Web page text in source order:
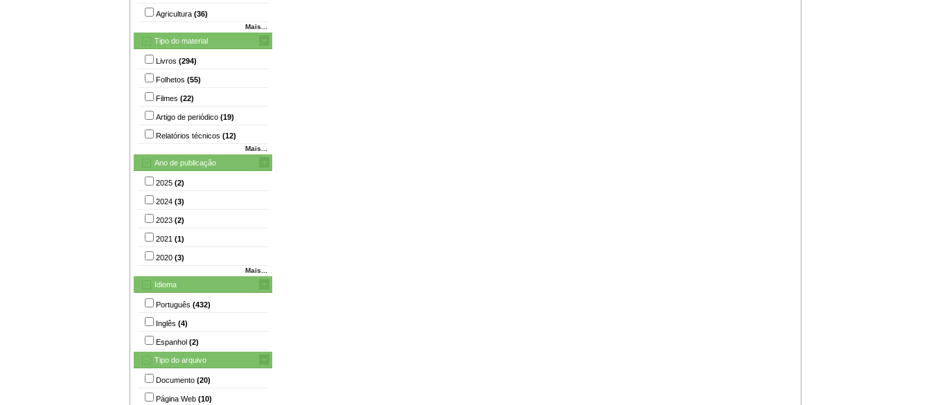
Agricultura (36)
Mais...
Tipo do material
Livros (294)
Folhetos (55)
Filmes (22)
Artigo de periódico (19)
Relatórios técnicos (12)
Mais...
Ano de publicação
2025 (2)
2024 (3)
2023 (2)
2021 (1)
2020 (3)
Mais...
Idioma
Português (432)
Inglês (4)
Espanhol (2)
Tipo do arquivo
Documento (20)
Página Web (10)